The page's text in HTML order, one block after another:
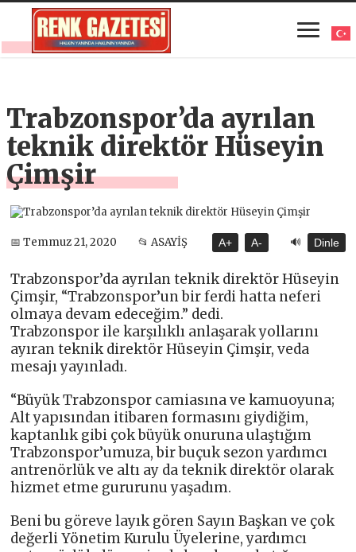
Trabzonspor’da ayrılan
teknik direktör Hüseyin
Çimşir
📅 Temmuz 21, 2020 📂 ASAYİŞ A+ A- 🔊 Dinle
Trabzonspor’da ayrılan teknik direktör Hüseyin
Çimşir, “Trabzonspor’un bir ferdi hatta neferi
olmaya devam edeceğim.” dedi.
Trabzonspor ile karşılıklı anlaşarak yollarını
ayıran teknik direktör Hüseyin Çimşir, veda
mesajı yayınladı.
“Büyük Trabzonspor camiasına ve kamuoyuna;
Alt yapısından itibaren formasını giydiğim,
kaptanlık gibi çok büyük onuruna ulaştığım
Trabzonspor’umuza, bir buçuk sezon yardımcı
antrenörlük ve altı ay da teknik direktör olarak
hizmet etme gururunu yaşadım.
Beni bu göreve layık gören Sayın Başkan ve çok
değerli Yönetim Kurulu Üyelerine, yardımcı